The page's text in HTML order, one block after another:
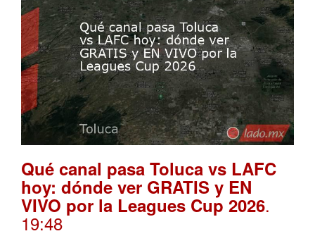
Qué canal pasa Toluca vs LAFC
hoy: dónde ver GRATIS y EN
VIVO por la Leagues Cup 2026.
19:48